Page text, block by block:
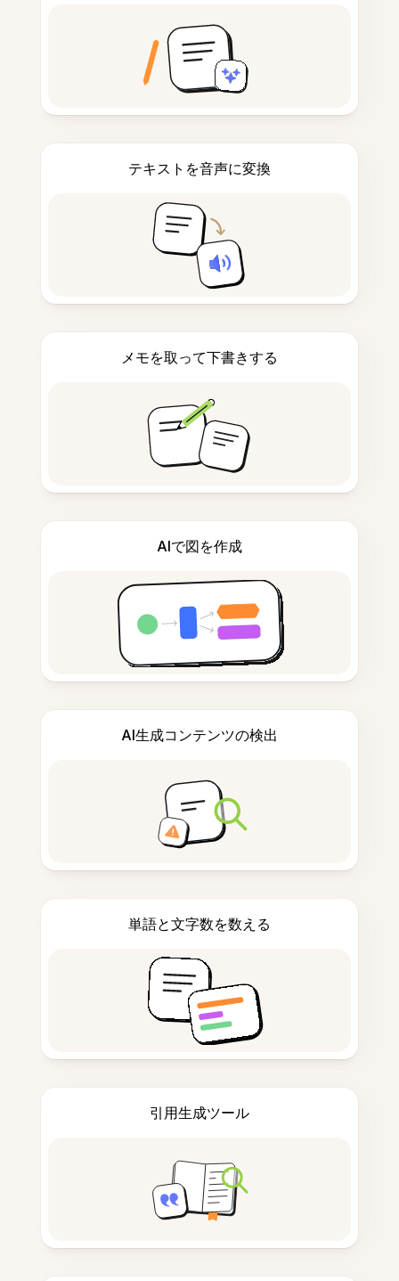
テキストを音声に変換
メモを取って下書きする
AIで図を作成
AI生成コンテンツの検出
単語と文字数を数える
引用生成ツール